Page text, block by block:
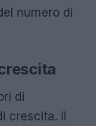
numero di
di
crescita. Il